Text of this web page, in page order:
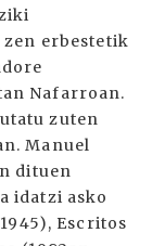
zen erbestetik
Nafarroan.
zuten
Manuel
dituen
idatzi asko
Escritos